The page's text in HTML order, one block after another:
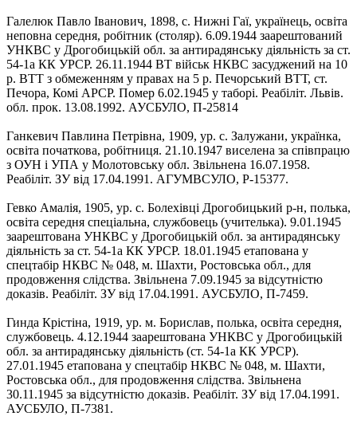
Галелюк Павло Іванович, 1898, с. Нижні Гаї, українець, освіта
неповна середня, робітник (столяр). 6.09.1944 заарештований
УНКВС у Дрогобицькій обл. за антирадянську діяльність за ст.
54-1а КК УРСР. 26.11.1944 ВТ військ НКВС засуджений на 10
р. ВТТ з обмеженням у правах на 5 р. Печорський ВТТ, ст.
Печора, Комі АРСР. Помер 6.02.1945 у таборі. Реабіліт. Львів.
обл. прок. 13.08.1992. АУСБУЛО, П-25814
Ганкевич Павлина Петрівна, 1909, ур. с. Залужани, українка,
освіта початкова, робітниця. 21.10.1947 виселена за співпрацю
з ОУН і УПА у Молотовську обл. Звільнена 16.07.1958.
Реабіліт. ЗУ від 17.04.1991. АГУМВСУЛО, Р-15377.
Гевко Амалія, 1905, ур. с. Болехівці Дрогобицький р-н, полька,
освіта середня спеціальна, службовець (учителька). 9.01.1945
заарештована УНКВС у Дрогобицькій обл. за антирадянську
діяльність за ст. 54-1а КК УРСР. 18.01.1945 етапована у
спецтабір НКВС № 048, м. Шахти, Ростовська обл., для
продовження слідства. Звільнена 7.09.1945 за відсутністю
доказів. Реабіліт. ЗУ від 17.04.1991. АУСБУЛО, П-7459.
Гинда Крістіна, 1919, ур. м. Борислав, полька, освіта середня,
службовець. 4.12.1944 заарештована УНКВС у Дрогобицькій
обл. за антирадянську діяльність (ст. 54-1а КК УРСР).
27.01.1945 етапована у спецтабір НКВС № 048, м. Шахти,
Ростовська обл., для продовження слідства. Звільнена
30.11.1945 за відсутністю доказів. Реабіліт. ЗУ від 17.04.1991.
АУСБУЛО, П-7381.